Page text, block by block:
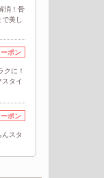
消！骨
美し
ポン
クに！
タイ
ポン
スタ
！